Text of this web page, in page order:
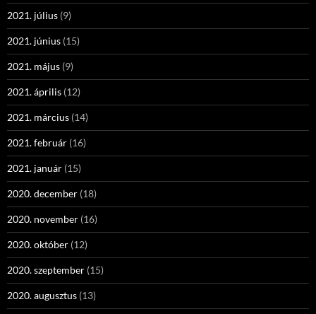
2021. július (9)
2021. június (15)
2021. május (9)
2021. április (12)
2021. március (14)
2021. február (16)
2021. január (15)
2020. december (18)
2020. november (16)
2020. október (12)
2020. szeptember (15)
2020. augusztus (13)